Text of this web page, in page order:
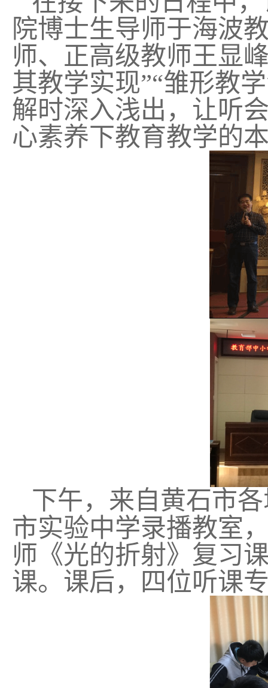
院博士生导师于海波
师、正高级教师王显
其教学实现”“雏形教
解时深入浅出，让听
心素养下教育教学的
下午，来自黄石市
市实验中学录播教室
师《光的折射》复习
课。课后，四位听课